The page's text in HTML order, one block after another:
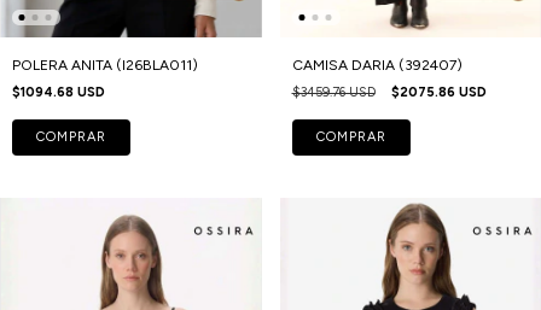
POLERA ANITA (I26BLA011)
$1094.68 USD
COMPRAR
CAMISA DARIA (392407)
$3459.76 USD $2075.86 USD
COMPRAR